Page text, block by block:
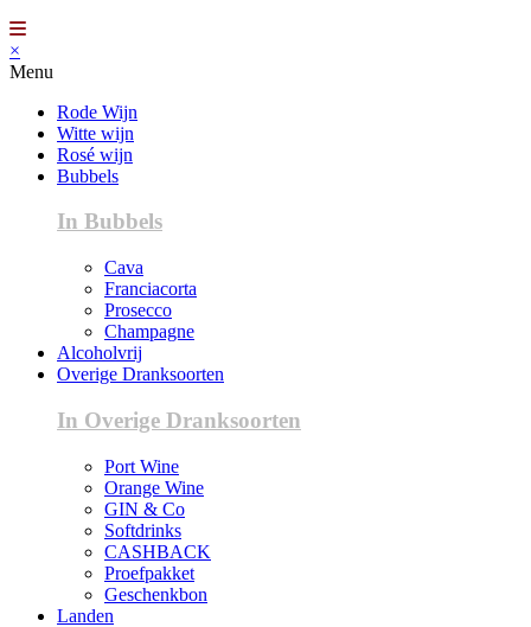
×
Menu
Rode Wijn
Witte wijn
Rosé wijn
Bubbels
In Bubbels
Cava
Franciacorta
Prosecco
Champagne
Alcoholvrij
Overige Dranksoorten
In Overige Dranksoorten
Port Wine
Orange Wine
GIN & Co
Softdrinks
CASHBACK
Proefpakket
Geschenkbon
Landen